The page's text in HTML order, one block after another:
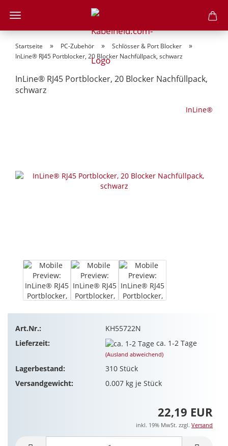
Startseite » PC-Zubehör » Schlösser & Port Blocker »
InLine® RJ45 Portblocker, 20 Blocker Nachfüllpack, schwarz
InLine® RJ45 Portblocker, 20 Blocker Nachfüllpack,
schwarz
InLine®
Art.Nr.:
KH55722N
Lieferzeit:
ca. 1-2 Tage
(Ausland abweichend)
Lagerbestand: 310 Stück
Versandgewicht:
0.007kg je Stück
22,19 EUR
inkl. 19% MwSt. zzgl. Versand